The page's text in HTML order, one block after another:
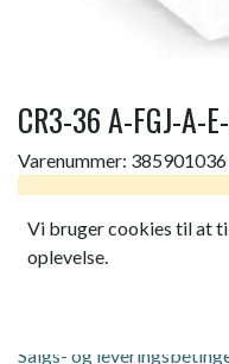
CR3-36 A-FGJ-A-
Varenummer: 385901036
Salgs- og
Vi bruger cookies til at
oplevelse.